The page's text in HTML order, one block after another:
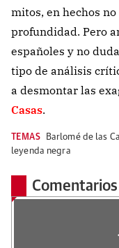
mitos, en hechos
profundidad. Pero
españoles y no
tipo de análisis
a desmontar las
Casas.
TEMAS Barlomé de las
leyenda negra
Comentarios